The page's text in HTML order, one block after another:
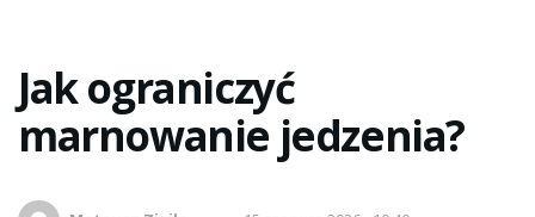
Jak ograniczyć
marnowanie jedzenia?